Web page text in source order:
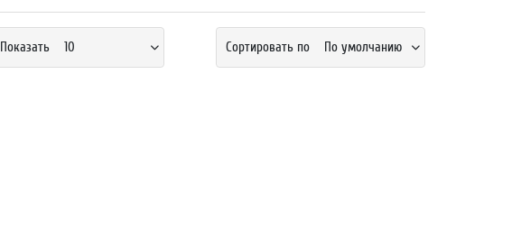
Показать 10 Сортировать по По умолчанию